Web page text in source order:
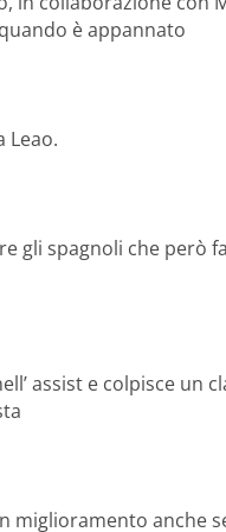
è appannato
Leao.
gli spagnoli che però
assist e colpisce un
miglioramento anche